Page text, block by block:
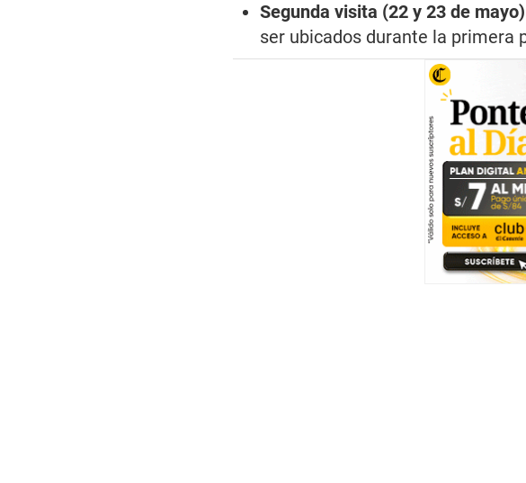
Segunda visita (22 y 23 de
ser ubicados durante la primera